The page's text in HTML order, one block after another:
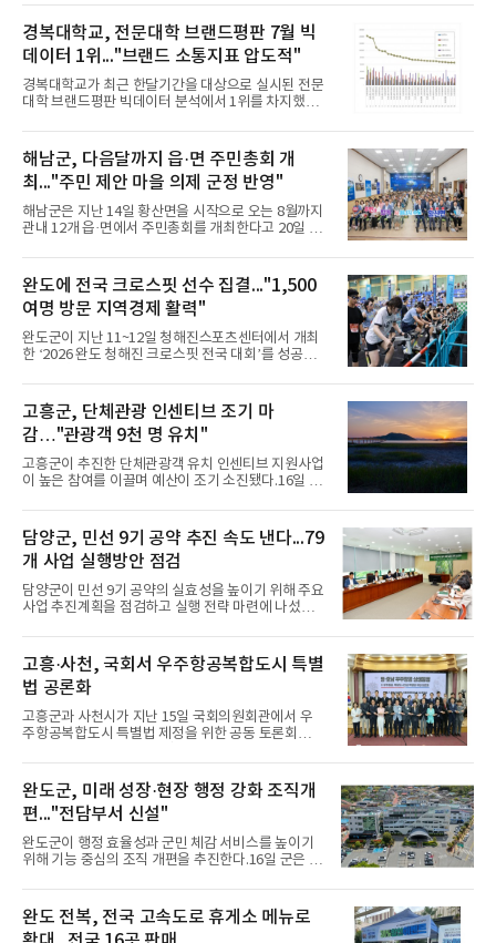
로, 1억 원은 고흥군교육발전기금으로 사용될 예정이
다.군청 팔영산홀에서 열린 기탁식은 기부자의 뜻에
따라 최소 인원만 참석한 가운데 진행됐다. 이날 행사
에서는 사회복지공동모금회 고액기부자 모임인 ‘아
너 소사이어티’ 가입식도 함께 열렸으며, 나눔을 기념
하는 핸드프린팅 동판 제작이 이뤄졌다.명 씨는 "오랜
기간 모아온 자금이 어려운 이웃과 지역의 미래를 위
기가
경복대학교, 전문대학 브랜드평판 7월 빅
데이터 1위..."브랜드 소통지표 압도적"
경복대학교가 최근 한달기간을 대상으로 실시된 전문
대학 브랜드평판 빅데이터 분석에서 1위를 차지했다.
일 한국기업평판연구소(소장 구창환)는 국내 소비자
에게 사랑받는 전문대학 브랜드를 대상으로 2026년
6월 20일부터 7월 20일까지 수집된 소비자 빅데이터
49,253,618건을 분석한 결과, 경복대학교가 브랜드
평판지수 1,422,594를 기록하며 7월 1위에 올랐다고
밝혔다. 분석에 활용된 빅데이터는 지난 6월
(48,186,877건) 대비 2.21% 소폭 증가한 수치다.연
대학교, 신구대학교, 대전보건
해남군, 다음달까지 읍·면 주민총회 개
최..."주민 제안 마을 의제 군정 반영"
해남군은 지난 14일 황산면을 시작으로 오는 8월까지
관내 12개 읍·면에서 주민총회를 개최한다고 20일 밝
고 해결 방안을 논의해 자치계획을 심의·의결하는 주
민 공론의 장이다. 이번 총회에서 확정된 마을 의제는
주민자치회 자체 사업으로 추진하거나 군정에 적극
반영될 수 있도록 건의할 계획이다.올해 첫 주민총회
는 황산면 주민자치센터에서 열렸으며, 주민 200여
명이 참석해 주민자치회 운영 결과와 예산 집행 계획,
2027년 자치계획을 심의했다.특히 주민 참여를 확대
과를 합산해
완도에 전국 크로스핏 선수 집결..."1,500
여명 방문 지역경제 활력"
완도군이 지난 11~12일 청해진스포츠센터에서 개최
한 ‘2026 완도 청해진 크로스핏 전국 대회’를 성공적
명을 비롯해 관계자와 응원단 등 1,500여 명이 완도
를 방문해 이틀간 열띤 경쟁을 펼쳤다. 참가자들은 수
준별 팀전 방식으로 스쿼트와 역도, 철봉 등 다양한 종
목에서 실력을 겨뤘다.군은 시상금 일부를 활용해 완
도 전복을 구매·제공하는 행사를 마련하며 지역 특산
물 홍보에도 힘을 보탰다.또 대회 기간 참가자들의 숙
박과 식음료 소비 등이 이어지면서 약 4억5천만~6억
성화 전략
고흥군, 단체관광 인센티브 조기 마
감…"관광객 9천 명 유치"
고흥군이 추진한 단체관광객 유치 인센티브 지원사업
이 높은 참여를 이끌며 예산이 조기 소진됐다.16일 군
250여 회의 관광상품 운영으로 9천여 명의 단체관광
객이 고흥을 찾음에 따라 지난 6월 사업을 마무리했
다.관광객들은 녹동항, 쑥섬, 우도 레인보우교, 소록
도 등 주요 관광지를 둘러보고 숙박시설과 음식점, 전
통시장 등을 이용하며 7억 원 이상의 지역 소비를 창
출한 것으로 집계됐다.고흥군은 이번 사업이 체류형
관광 확산과 지역경제 활성화에 도움이 된 것으로 보
담양군, 민선 9기 공약 추진 속도 낸다...79
개 사업 실행방안 점검
담양군이 민선 9기 공약의 실효성을 높이기 위해 주요
사업 추진계획을 점검하고 실행 전략 마련에 나섰다.
개 분야 79개 공약의 추진 일정과 재원 확보 방안, 예
상 문제점 등을 종합적으로 검토했다고 16일 밝혔다.
이날 회의에서는 공약을 세부 실행계획으로 구체화하
고, 부서 간 협업을 통해 사업 추진력을 높이는 방안이
집중 논의됐다. 생활민원과 복지, 소상공인 지원, 농
업 분야 등 주민 생활과 밀접한 과제는 우선 추진하기
로 했다.또 중장기 사업은 추진 여건과 우선순위를 고
누리
고흥·사천, 국회서 우주항공복합도시 특별
법 공론화
고흥군과 사천시가 지난 15일 국회의원회관에서 우
주항공복합도시 특별법 제정을 위한 공동 토론회를
따르면 이번 토론회는 국회의원과 정부부처, 연구기
관, 산업계 관계자 등이 참석한 가운데 특별법 제정 필
요성과 국가 차원의 지원체계 구축, 지역 간 협력 방안
등을 중심으로 진행됐다.고흥군은 나로우주센터를 기
반으로 한 우주발사 인프라와 국가산단, 기술사업화
기반 등을 강점으로 제시하며 국내 우주산업 거점 조
성의 필요성을 강조했다.군은 이번 토론회를 계기로
완도군, 미래 성장·현장 행정 강화 조직개
편..."전담부서 신설"
완도군이 행정 효율성과 군민 체감 서비스를 높이기
위해 기능 중심의 조직 개편을 추진한다.16일 군은 정
영 효율을 높이는 데 초점을 맞췄다고 밝혔다. 이번 개
편으로 1개 부서와 6개 팀이 축소되는 대신 미래 성장
과 핵심 산업 대응 기능은 강화된다.주요 내용은 인구
완도 전복, 전국 고속도로 휴게소 메뉴로